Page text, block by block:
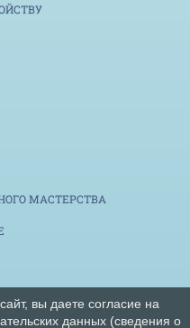
МАСТЕРСТВА
вы даете согласие на
данных (сведения о